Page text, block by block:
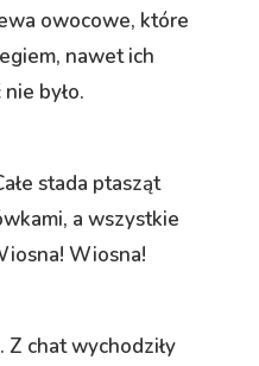
owocowe, które
nawet ich
było.
stada ptasząt
a wszystkie
Wiosna!
Z chat wychodziły